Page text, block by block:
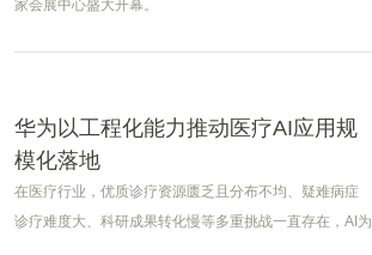
家会展中心盛大开幕。
华为以工程化能力推动医疗AI应用规
模化落地
在医疗行业，优质诊疗资源匮乏且分布不均、疑难病症
诊疗难度大、科研成果转化慢等多重挑战一直存在，AI为